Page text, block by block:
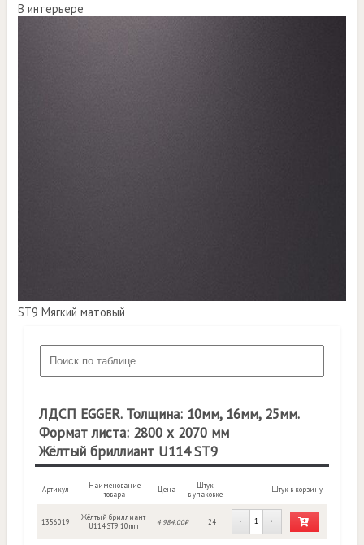
В интерьере
ST9 Мягкий матовый
ЛДСП EGGER. Толщина: 10мм, 16мм, 25мм.
Формат листа: 2800 х 2070 мм
Жёлтый бриллиант U114 ST9
Артикул
Наименование
товара
Цена
Штук
в упаковке
Штук в корзину
1356019
Жёлтый бриллиант
U114 ST9 10mm
4 984,00₽ 24 - +